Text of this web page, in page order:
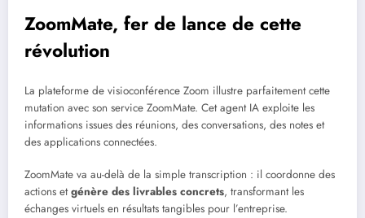
ZoomMate, fer de lance de cette
révolution
La plateforme de visioconférence Zoom illustre parfaitement cette
mutation avec son service ZoomMate. Cet agent IA exploite les
informations issues des réunions, des conversations, des notes et
des applications connectées.
ZoomMate va au-delà de la simple transcription : il coordonne des
actions etgénère des livrables concrets, transformant les
échanges virtuels en résultats tangibles pour l’entreprise.